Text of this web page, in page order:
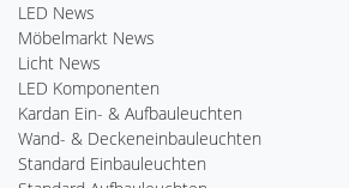
LED News
Möbelmarkt News
Licht News
LED Komponenten
Kardan Ein- & Aufbauleuchten
Wand- & Deckeneinbauleuchten
Standard Einbauleuchten